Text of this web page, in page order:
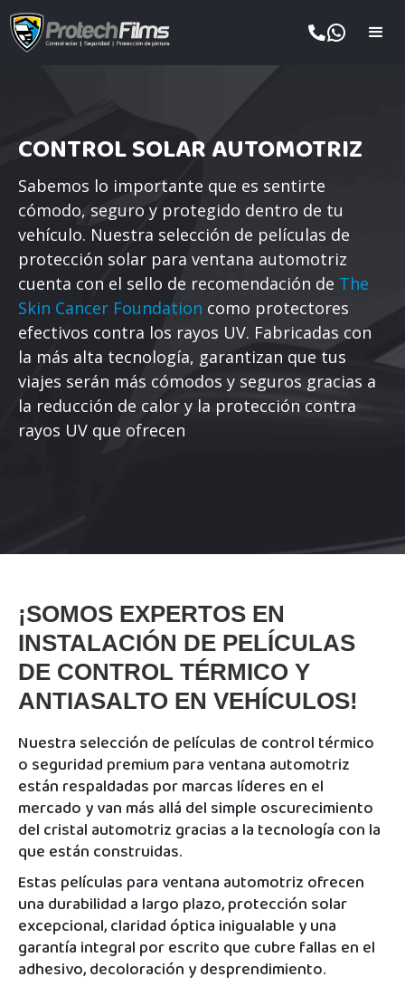
CONTROL SOLAR AUTOMOTRIZ
Sabemos lo importante que es sentirte
cómodo, seguro y protegido dentro de tu
vehículo. Nuestra selección de películas de
protección solar para ventana automotriz
cuenta con el sello de recomendación de The
Skin Cancer Foundation como protectores
efectivos contra los rayos UV. Fabricadas con
la más alta tecnología, garantizan que tus
viajes serán más cómodos y seguros gracias a
la reducción de calor y la protección contra
rayos UV que ofrecen
¡SOMOS EXPERTOS EN
INSTALACIÓN DE PELÍCULAS
DE CONTROL TÉRMICO Y
ANTIASALTO EN VEHÍCULOS!
Nuestra selección de películas de control térmico
o seguridad premium para ventana automotriz
están respaldadas por marcas líderes en el
mercado y van más allá del simple oscurecimiento
del cristal automotriz gracias a la tecnología con la
que están construidas.
Estas películas para ventana automotriz ofrecen
una durabilidad a largo plazo, protección solar
excepcional, claridad óptica inigualable y una
garantía integral por escrito que cubre fallas en el
adhesivo, decoloración y desprendimiento.